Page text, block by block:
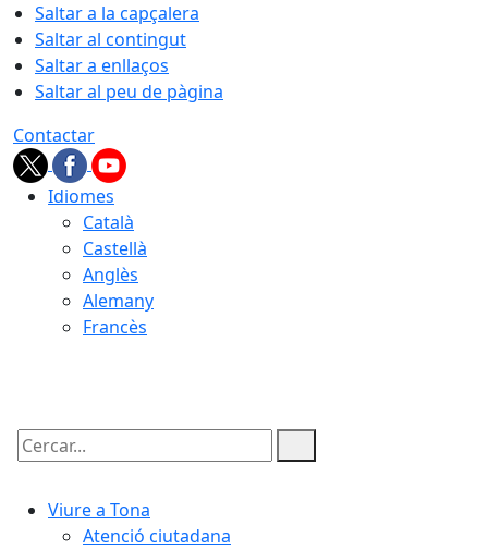
Saltar a la capçalera
Saltar al contingut
Saltar a enllaços
Saltar al peu de pàgina
Contactar
Idiomes
Català
Castellà
Anglès
Alemany
Francès
Cercar:
Viure a Tona
Atenció ciutadana